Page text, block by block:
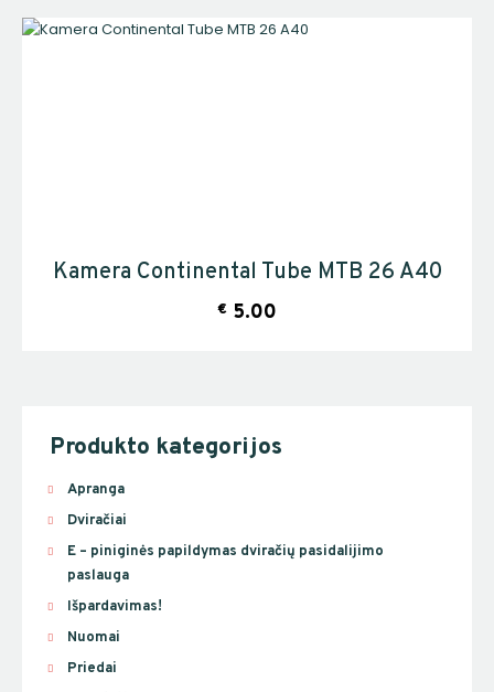
Kamera Continental Tube MTB 26 A40
€ 5.00
Produkto kategorijos
Apranga
Dviračiai
E – piniginės papildymas dviračių pasidalijimo
paslauga
Išpardavimas!
Nuomai
Priedai